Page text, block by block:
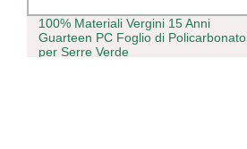
100% Materiali Vergini 15 Anni
Guarteen PC Foglio di Policarbonato
per Serre Verde